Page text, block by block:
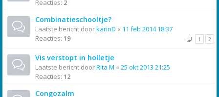
Reacties: 2
Combinatieschooltje?
Laatste bericht doorkarinD « 11 feb 2014 18:37
Reacties: 19 1 2
Vis verstopt in holletje
Laatste bericht doorRita M « 25 okt 2013 21:25
Reacties: 12
Congozalm